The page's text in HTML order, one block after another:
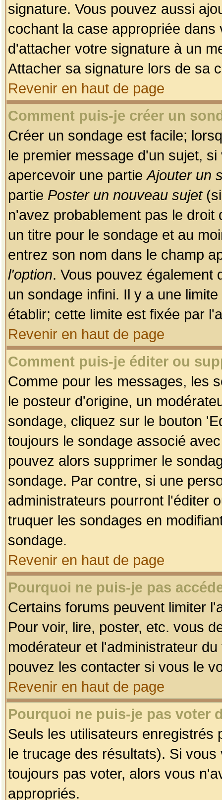
signature. Vous pouvez aussi
cochant la case appropriée
d'attacher votre signature à un
Attacher sa signature lors de sa
Revenir en haut de page
Comment puis-je créer un
Créer un sondage est facile;
le premier message d'un sujet,
apercevoir une partieAjouter un
partie Poster un nouveau sujet(si
n'avez probablement pas le
un titre pour le sondage et au
entrez son nom dans le champ
l'option. Vous pouvez également
un sondage infini. Il y a une
établir; cette limite est fixée par
Revenir en haut de page
Comment puis-je éditer ou
Comme pour les messages, les
le posteur d'origine, un
sondage, cliquez sur le bouton
toujours le sondage associé
pouvez alors supprimer le
sondage. Par contre, si une
administrateurs pourront l'éditer
truquer les sondages en
sondage.
Revenir en haut de page
Pourquoi ne puis-je pas
Certains forums peuvent limiter
Pour voir, lire, poster, etc. vous
modérateur et l'administrateur
pouvez les contacter si vous le
Revenir en haut de page
Pourquoi ne puis-je pas voter
Seuls les utilisateurs enregistrés
le trucage des résultats). Si
toujours pas voter, alors vous
appropriés.